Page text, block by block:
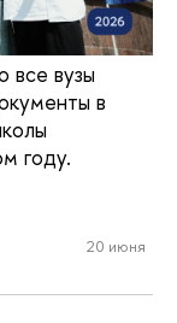
все вузы
в
году.
20 июня